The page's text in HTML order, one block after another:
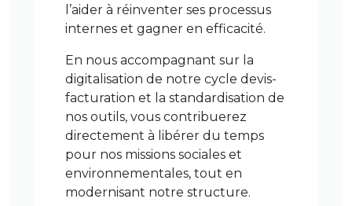
l’aider à réinventer ses processus
internes et gagner en efficacité.
En nous accompagnant sur la
digitalisation de notre cycle devis-
facturation et la standardisation de
nos outils, vous contribuerez
directement à libérer du temps
pour nos missions sociales et
environnementales, tout en
modernisant notre structure.